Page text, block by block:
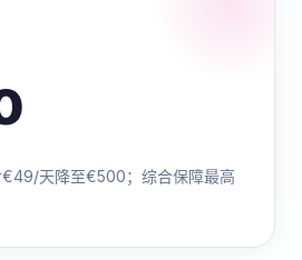
€49/天降至€500；综合保障最高